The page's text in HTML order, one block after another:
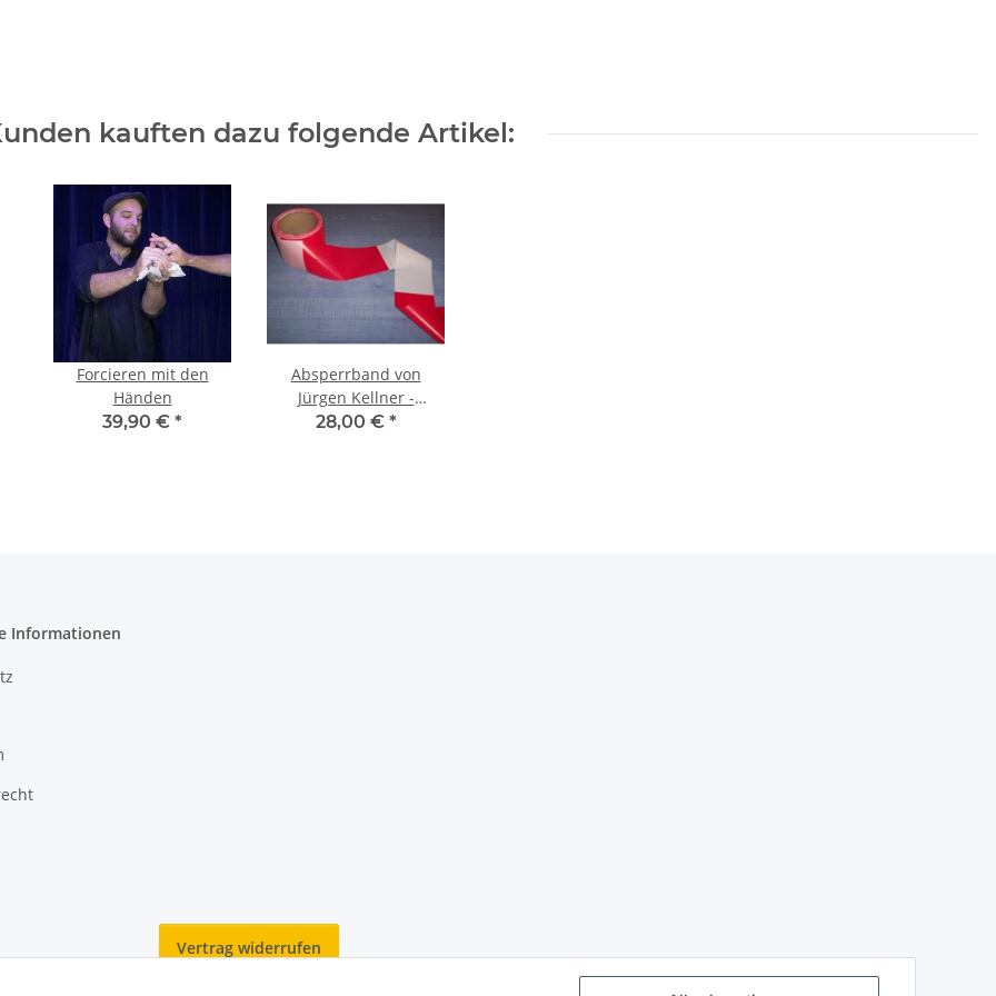
kauften dazu folgende Artikel:
Forcieren mit den
Händen
39,90 € *
Absperrband von
Jürgen Kellner -
Exklusiv
28,00 € *
Informationen
Vertrag widerrufen